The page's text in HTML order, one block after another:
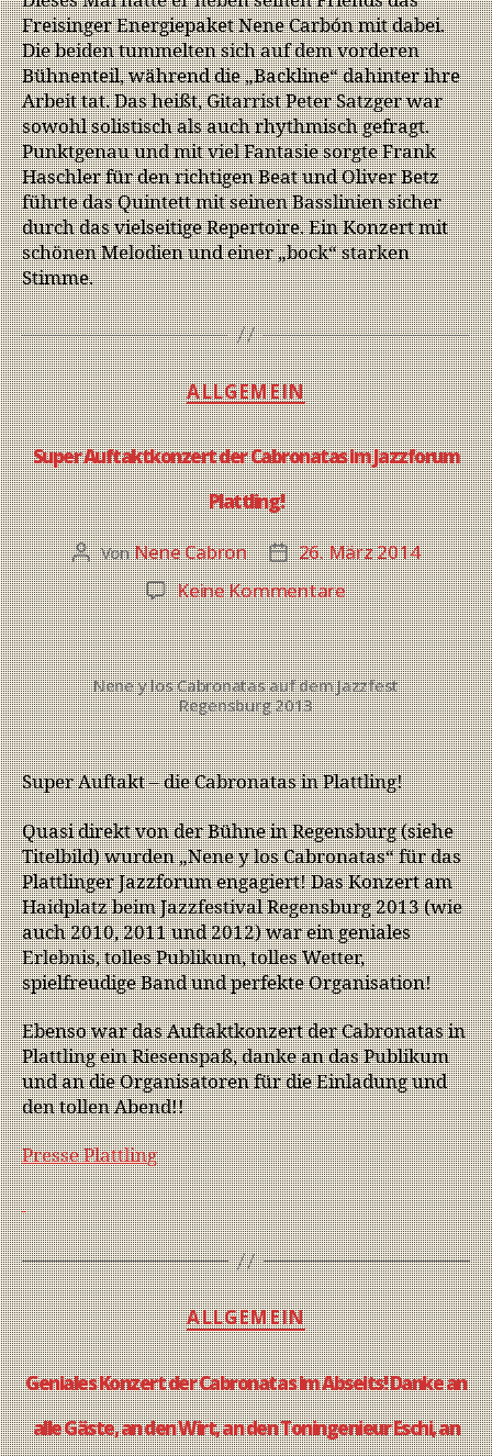
Freisinger Energiepaket Nene Carbón mit dabei.
Die beiden tummelten sich auf dem vorderen
Bühnenteil, während die „Backline“ dahinter ihre
Arbeit tat. Das heißt, Gitarrist Peter Satzger war
sowohl solistisch als auch rhythmisch gefragt.
Punktgenau und mit viel Fantasie sorgte Frank
Haschler für den richtigen Beat und Oliver Betz
führte das Quintett mit seinen Basslinien sicher
durch das vielseitige Repertoire. Ein Konzert mit
schönen Melodien und einer „bock“ starken
Stimme.
ALLGEMEIN
Super Auftaktkonzert der Cabronatas im Jazzforum
Plattling!
VonNene Cabron
26. März 2014
Keine Kommentare
Nene y los Cabronatas auf dem Jazzfest
Regensburg 2013
Super Auftakt – die Cabronatas in Plattling!
Quasi direkt von der Bühne in Regensburg (siehe
Titelbild) wurden „Nene y los Cabronatas“ für das
Plattlinger Jazzforum engagiert! Das Konzert am
Haidplatz beim Jazzfestival Regensburg 2013 (wie
auch 2010, 2011 und 2012) war ein geniales
Erlebnis, tolles Publikum, tolles Wetter,
spielfreudige Band und perfekte Organisation!
Ebenso war das Auftaktkonzert der Cabronatas in
Plattling ein Riesenspaß, danke an das Publikum
und an die Organisatoren für die Einladung und
den tollen Abend!!
Presse Plattling
ALLGEMEIN
Geniales Konzert der Cabronatas im Abseits! Danke an
alle Gäste, an den Wirt, an den Toningenieur Eschi, an